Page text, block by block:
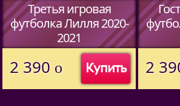
Третья игровая
футболка Лилля 2020-
2021
Купить
2 390 o 2